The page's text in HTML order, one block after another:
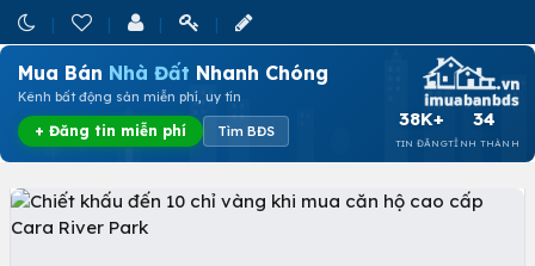
Mua Bán Nhà Đất Nhanh Chóng
Kênh bất động sản miễn phí, uy tín
+ Đăng tin miễn phí Tìm BĐS
38K+
TIN ĐĂNG
34
TỈNH THÀNH